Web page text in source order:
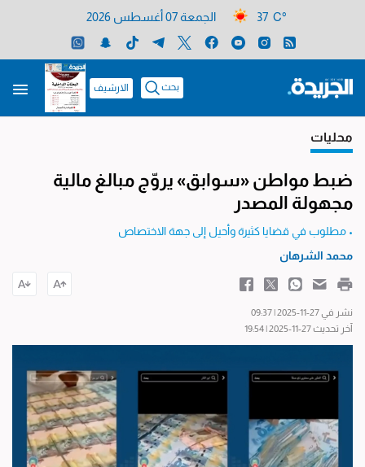
37 C° الجمعة 07 أغسطس 2026
بحث الارشيف
محليات
ضبط مواطن «سوابق» يروّج مبالغ مالية
مجهولة المصدر
• مطلوب في قضايا كثيرة وأحيل إلى جهة الاختصاص
محمد الشرهان
نشر في 27-11-2025 | 09:37
آخر تحديث 27-11-2025 | 19:54